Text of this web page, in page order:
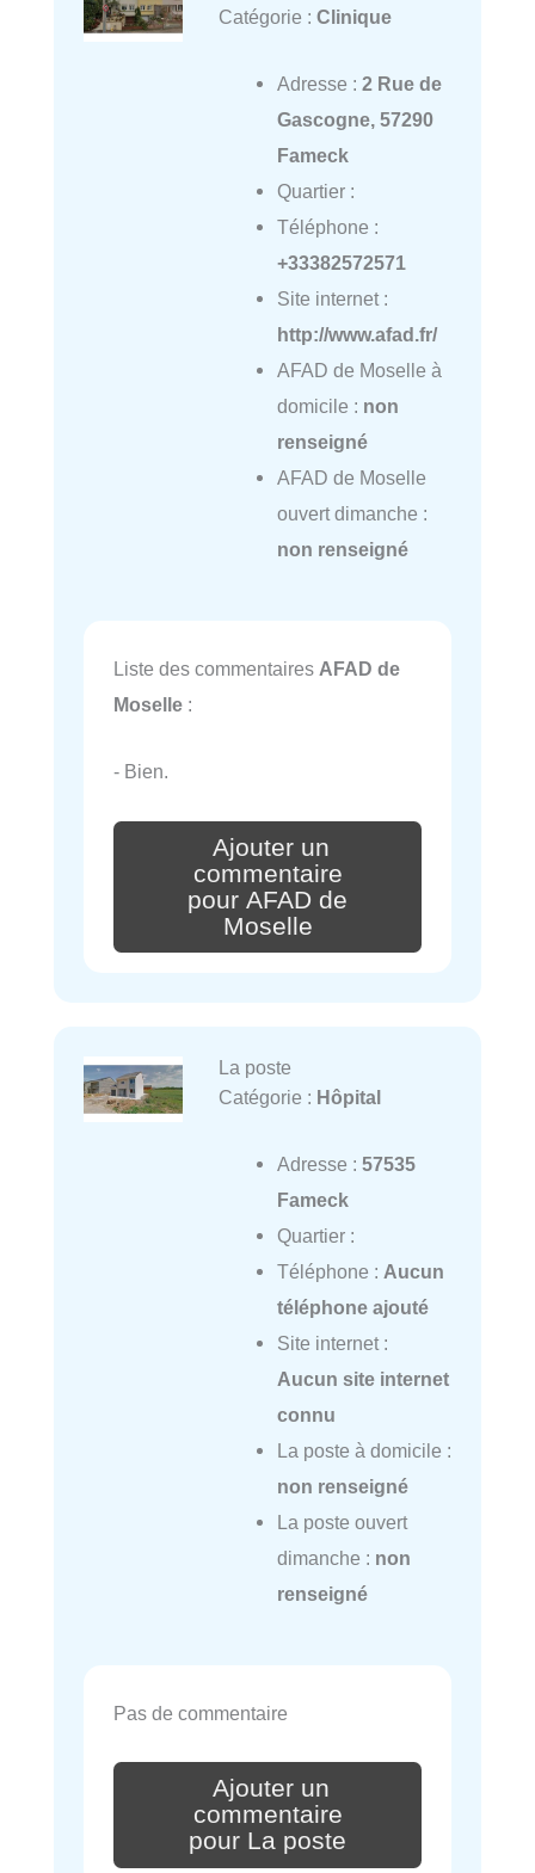
Catégorie : Clinique
Adresse : 2 Rue de
Gascogne, 57290
Fameck
Quartier :
Téléphone :
+33382572571
Site internet :
http://www.afad.fr/
AFAD de Moselle à
domicile : non
renseigné
AFAD de Moselle
ouvert dimanche :
non renseigné
Liste des commentaires AFAD de
Moselle :
- Bien.
Ajouter un
commentaire
pour AFAD de
Moselle
La poste
Catégorie : Hôpital
Adresse : 57535
Fameck
Quartier :
Téléphone : Aucun
téléphone ajouté
Site internet :
Aucun site internet
connu
La poste à domicile :
non renseigné
La poste ouvert
dimanche : non
renseigné
Pas de commentaire
Ajouter un
commentaire
pour La poste